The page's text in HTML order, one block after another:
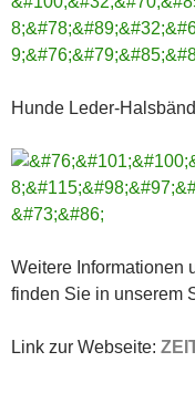
Hunde Leder-
Weitere Informationen
finden Sie in unserem
Link zur Webseite: